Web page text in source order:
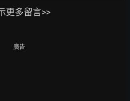
更多留言>>
廣告